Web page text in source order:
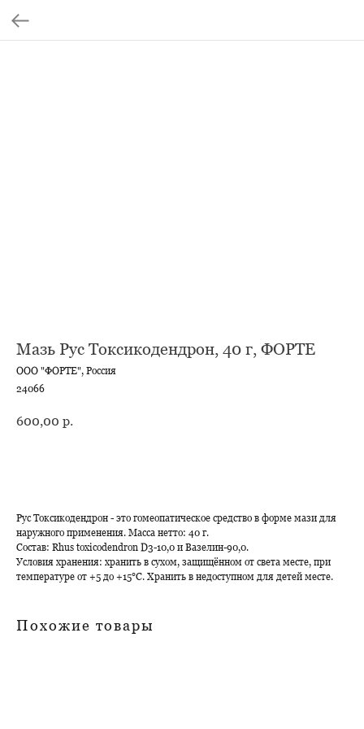
Мазь Рус Токсикодендрон, 40 г, ФОРТЕ
ООО "ФОРТЕ", Россия
24066
600,00 р.
Рус Токсикодендрон - это гомеопатическое средство в форме мази для
наружного применения. Масса нетто: 40 г.
Состав: Rhus toxicodendron D3-10,0 и Вазелин-90,0.
Условия хранения: хранить в сухом, защищённом от света месте, при
температуре от +5 до +15°С. Хранить в недоступном для детей месте.
Похожие товары